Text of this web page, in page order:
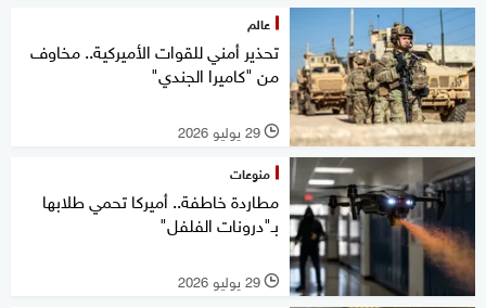
عالم
تحذير أمني للقوات الأميركية.. مخاوف
من "كاميرا الجندي"
l 29 يوليو 2026
منوعات
مطاردة خاطفة.. أميركا تحمي طلابها
بـ"درونات الفلفل"
l 29 يوليو 2026